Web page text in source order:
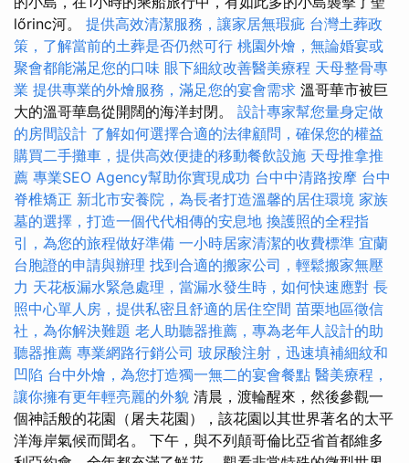
lőrinc河。 提供高效清潔服務，讓家居無瑕疵 台灣土葬政
策，了解當前的土葬是否仍然可行 桃園外燴，無論婚宴或
聚會都能滿足您的口味 眼下細紋改善醫美療程 天母整骨專
業 提供專業的外燴服務，滿足您的宴會需求 溫哥華市被巨
大的溫哥華島從開闊的海洋封閉。 設計專家幫您量身定做
的房間設計 了解如何選擇合適的法律顧問，確保您的權益
購買二手攤車，提供高效便捷的移動餐飲設施 天母推拿推
薦 專業SEO Agency幫助你實現成功 台中中清路按摩 台中
脊椎矯正 新北市安養院，為長者打造溫馨的居住環境 家族
墓的選擇，打造一個代代相傳的安息地 換護照的全程指
引，為您的旅程做好準備 一小時居家清潔的收費標準 宜蘭
台胞證的申請與辦理 找到合適的搬家公司，輕鬆搬家無壓
力 天花板漏水緊急處理，當漏水發生時，如何快速應對 長
照中心單人房，提供私密且舒適的居住空間 苗栗地區徵信
社，為你解決難題 老人助聽器推薦，專為老年人設計的助
聽器推薦 專業網路行銷公司 玻尿酸注射，迅速填補細紋和
凹陷 台中外燴，為您打造獨一無二的宴會餐點 醫美療程，
讓你擁有更年輕亮麗的外貌 清晨，渡輪醒來，然後參觀一
個神話般的花園（屠夫花園），該花園以其世界著名的太平
洋海岸氣候而聞名。 下午，與不列顛哥倫比亞省首都維多